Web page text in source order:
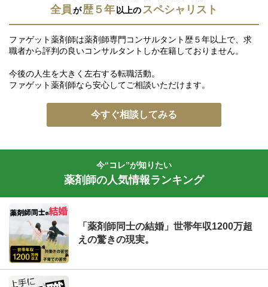
全員が歴５年 以上の スペシャリスト
ファゲット薬剤師は薬剤師専門コンサルタント歴５年以上で、求
職者から評判の良いコンサルタントしか在籍しておりません。
今後の人生を大きく左右する転職活動。
ファゲット薬剤師なら安心してご相談いただけます。
今すぐ相談してみる
今“コレ”が知りたい
薬剤師の人気情報ランキング
「薬剤師同士の結婚」世帯年収1200万超
えの驚きの現実。